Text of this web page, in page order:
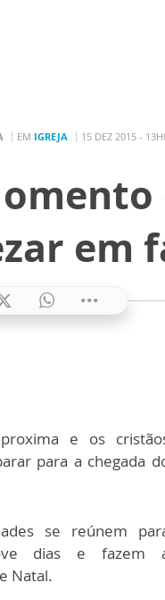
EM IGREJA 15 DEZ 2015 -
em
e os
para a chegada
se reúnem
dias e fazem
Natal.